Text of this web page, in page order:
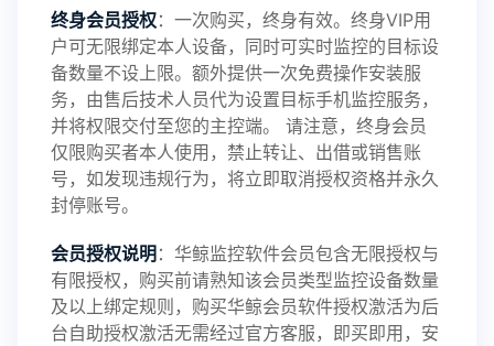
2024-10-08 V3.6
2024-03-16 V3.5
2023-01-12 V3.3
终身会员授权：一次购买，终身有效。终身VIP用
户可无限绑定本人设备，同时可实时监控的目标设
备数量不设上限。额外提供一次免费操作安装服
务，由售后技术人员代为设置目标手机监控服务，
并将权限交付至您的主控端。 请注意，终身会员
仅限购买者本人使用，禁止转让、出借或销售账
号，如发现违规行为，将立即取消授权资格并永久
封停账号。
会员授权说明 ：华鲸监控软件会员包含无限授权与
有限授权，购买前请熟知该会员类型监控设备数量
及以上绑定规则，购买华鲸会员软件授权激活为后
台自助授权激活无需经过官方客服，即买即用，安